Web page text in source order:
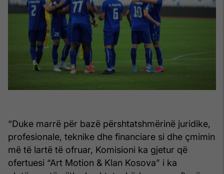
“Duke marrë për bazë përshtatshmërinë juridike,
profesionale, teknike dhe financiare si dhe çmimin
më të lartë të ofruar, Komisioni ka gjetur që
ofertuesi “Art Motion & Klan Kosova” i ka